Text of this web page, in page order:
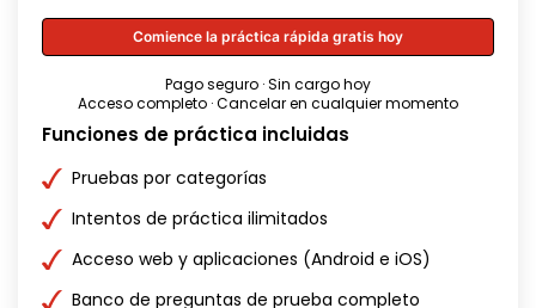
Comience la práctica rápida gratis hoy
Pago seguro · Sin cargo hoy
Acceso completo · Cancelar en cualquier momento
Funciones de práctica incluidas
Pruebas por categorías
Intentos de práctica ilimitados
Acceso web y aplicaciones (Android e iOS)
Banco de preguntas de prueba completo